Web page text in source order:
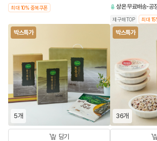
최대 10% 중복쿠폰 상온무료배송 공
재구매TOP 최대
박스특가
5개
담기
박스특가
36개